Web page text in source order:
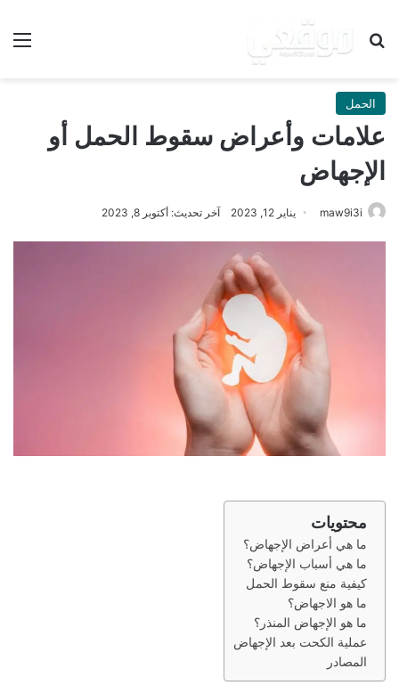
بحث عن
الحمل
علامات وأعراض سقوط الحمل أو
الإجهاض
maw9i3i يناير 12, 2023 آخر تحديث: أكتوبر 8, 2023
محتويات
ما هي أعراض الإجهاض؟
ما هي أسباب الإجهاض؟
كيفية منع سقوط الحمل
ما هو الاجهاض؟
ما هو الإجهاض المنذر؟
عملية الكحت بعد الإجهاض
المصادر